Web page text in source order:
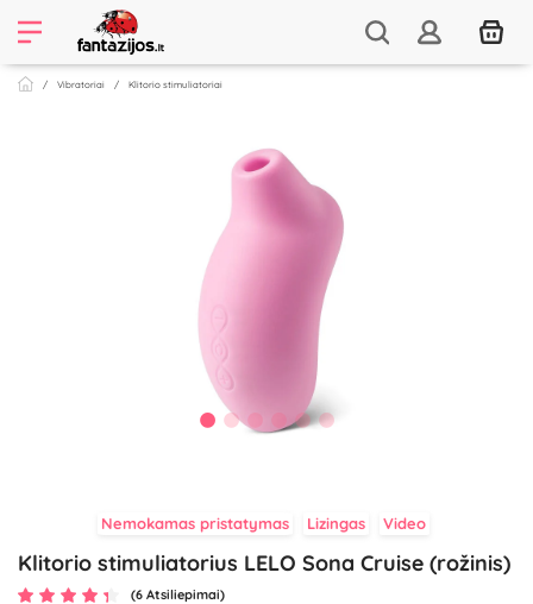
Vibratoriai Klitorio stimuliatoriai
Nemokamas pristatymas Lizingas Video
Klitorio stimuliatorius LELO Sona Cruise (rožinis)
(6 Atsiliepimai)